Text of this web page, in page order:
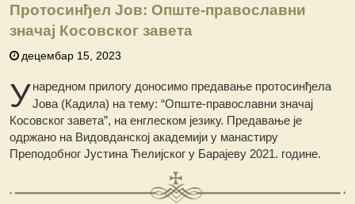
Протосинђел Јов: Опште-православни
значај Косовског завета
децембар 15, 2023
Унаредном прилогу доносимо предавање протосинђела
Јова (Кадилa) на тему: “Опште-православни значај
Косовског завета”, на енглеском језику. Предавање је
одржано на Видовданској академији у манастиру
Преподобног Јустина Ћелијског у Барајеву 2021. године.